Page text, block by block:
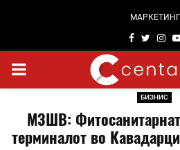
МАРКЕТИНГ
Facebook
Twitter
PRIMARY
БИЗНИС
МЗШВ:
терминалот во